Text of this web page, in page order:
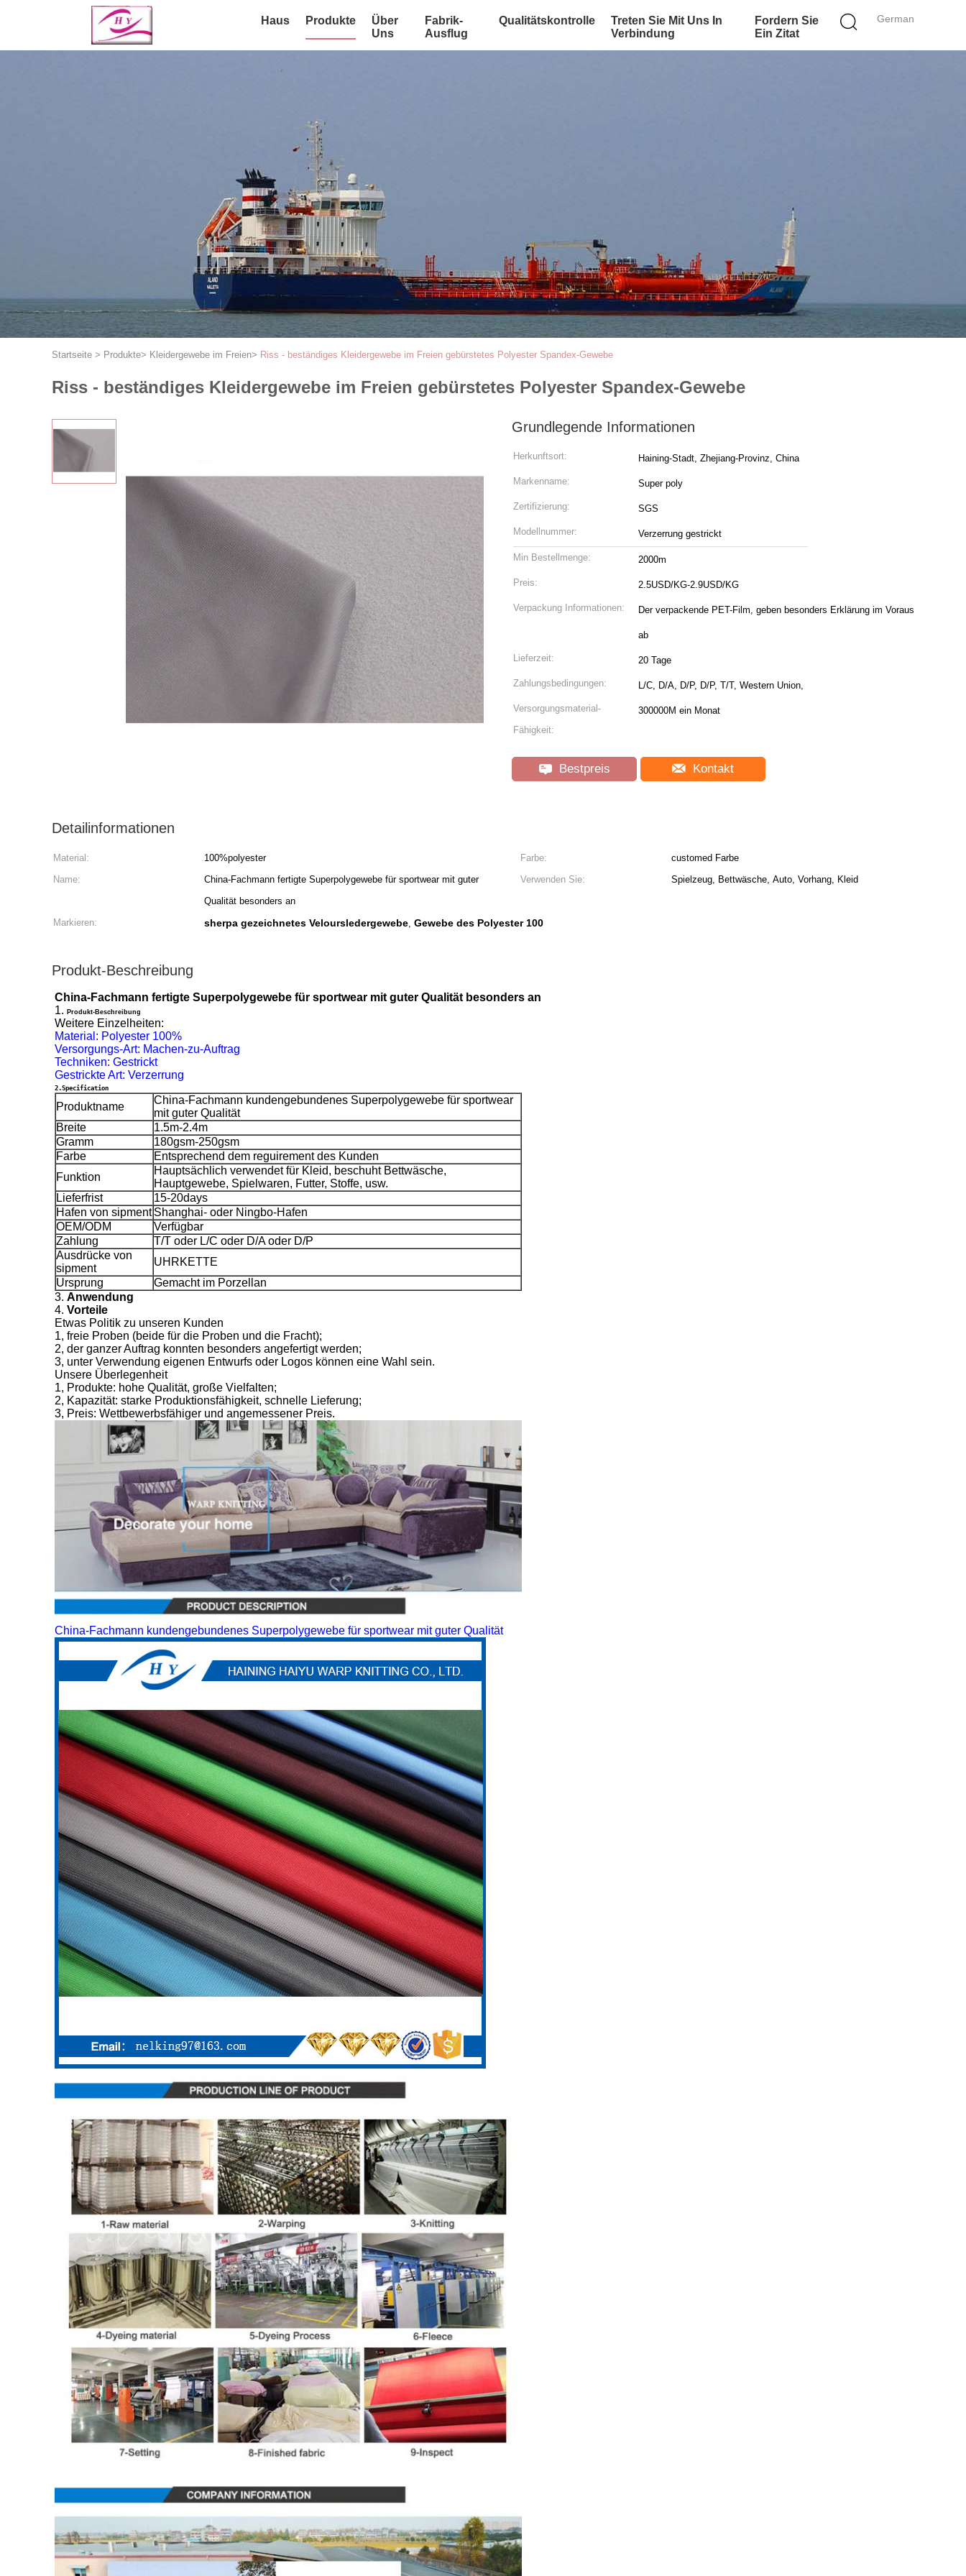
Hinterlass eine Nachricht
Wir rufen Sie bald zurück!
EINREICHUNGEN
German
Haus Produkte
Über
Uns
Fabrik-
Ausflug
Qualitätskontrolle
Treten Sie Mit Uns In
Verbindung
Fordern Sie
Ein Zitat
Startseite > Produkte> Kleidergewebe im Freien> Riss - beständiges Kleidergewebe im Freien gebürstetes Polyester Spandex-Gewebe
Riss - beständiges Kleidergewebe im Freien gebürstetes Polyester Spandex-Gewebe
Grundlegende Informationen
Herkunftsort: Haining-Stadt, Zhejiang-Provinz, China
Markenname: Super poly
Zertifizierung: SGS
Modellnummer: Verzerrung gestrickt
Min Bestellmenge: 2000m
Preis: 2.5USD/KG-2.9USD/KG
Verpackung Informationen: Der verpackende PET-Film, geben besonders Erklärung im Voraus
ab
Lieferzeit: 20 Tage
Zahlungsbedingungen: L/C, D/A, D/P, D/P, T/T, Western Union,
Versorgungsmaterial-
Fähigkeit:
300000M ein Monat
Bestpreis Kontakt
Detailinformationen
Material: 100%polyester Farbe:
customed Farbe
Name:
China-Fachmann fertigte Superpolygewebe für sportwear mit guter
Qualität besonders an
Verwenden Sie: Spielzeug, Bettwäsche, Auto, Vorhang, Kleid
Markieren: sherpa gezeichnetes Veloursledergewebe, Gewebe des Polyester 100
Produkt-Beschreibung
China-Fachmann fertigte Superpolygewebe für sportwear mit guter Qualität besonders an
1.
Produkt-Beschreibung
Weitere Einzelheiten:
Material: Polyester 100%
Versorgungs-Art: Machen-zu-Auftrag
Techniken: Gestrickt
Gestrickte Art: Verzerrung
2.Specification
Produktname
China-Fachmann kundengebundenes Superpolygewebe für sportwear
mit guter Qualität
Breite
1.5m-2.4m
Gramm
180gsm-250gsm
Farbe
Entsprechend dem reguirement des Kunden
Funktion
Hauptsächlich verwendet für Kleid, beschuht Bettwäsche,
Hauptgewebe, Spielwaren, Futter, Stoffe, usw.
Lieferfrist
15-20days
Hafen von sipment Shanghai- oder Ningbo-Hafen
OEM/ODM
Verfügbar
Zahlung
T/T oder L/C oder D/A oder D/P
Ausdrücke von
sipment
UHRKETTE
Ursprung
Gemacht im Porzellan
3. Anwendung
4. Vorteile
Etwas Politik zu unseren Kunden
1, freie Proben (beide für die Proben und die Fracht);
2, der ganzer Auftrag konnten besonders angefertigt werden;
3, unter Verwendung eigenen Entwurfs oder Logos können eine Wahl sein.
Unsere Überlegenheit
1, Produkte: hohe Qualität, große Vielfalten;
2, Kapazität: starke Produktionsfähigkeit, schnelle Lieferung;
3, Preis: Wettbewerbsfähiger und angemessener Preis.
China-Fachmann kundengebundenes Superpolygewebe für sportwear mit guter Qualität